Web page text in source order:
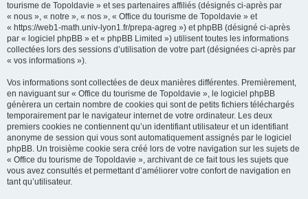
tourisme de Topoldavie » et ses partenaires affiliés (désignés ci-après par
« nous », « notre », « nos », « Office du tourisme de Topoldavie » et
« https://web1-math.univ-lyon1.fr/prepa-agreg ») et phpBB (désigné ci-après
par « logiciel phpBB » et « phpBB Limited ») utilisent toutes les informations
collectées lors des sessions d’utilisation de votre part (désignées ci-après par
« vos informations »).
Vos informations sont collectées de deux manières différentes. Premièrement,
en naviguant sur « Office du tourisme de Topoldavie », le logiciel phpBB
génèrera un certain nombre de cookies qui sont de petits fichiers téléchargés
temporairement par le navigateur internet de votre ordinateur. Les deux
premiers cookies ne contiennent qu’un identifiant utilisateur et un identifiant
anonyme de session qui vous sont automatiquement assignés par le logiciel
phpBB. Un troisième cookie sera créé lors de votre navigation sur les sujets de
« Office du tourisme de Topoldavie », archivant de ce fait tous les sujets que
vous avez consultés et permettant d’améliorer votre confort de navigation en
tant qu’utilisateur.